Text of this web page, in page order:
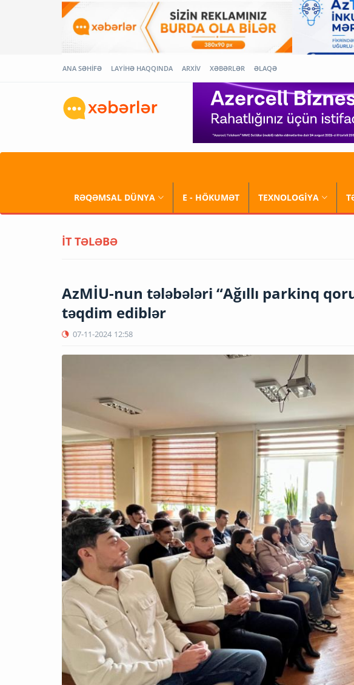
ANA SƏHİFƏ LAYİHƏ HAQQINDA ARXİV XƏBƏRLƏR ƏLAQƏ
RƏQƏMSAL DÜNYA E - HÖKUMƏT TEXNOLOGİYA
İT TƏLƏBƏ
AzMİU-nun tələbələri “Ağıllı parkinq
təqdim ediblər
07-11-2024 12:58